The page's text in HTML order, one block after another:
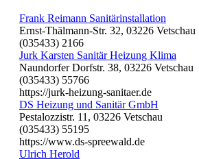
Frank Reimann Sanitärinstallation
Ernst-Thälmann-Str. 32, 03226 Vetschau
(035433) 2166
Jurk Karsten Sanitär Heizung Klima
Naundorfer Dorfstr. 38, 03226 Vetschau
(035433) 55766
https://jurk-heizung-sanitaer.de
DS Heizung und Sanitär GmbH
Pestalozzistr. 11, 03226 Vetschau
(035433) 55195
https://www.ds-spreewald.de
Ulrich Herold